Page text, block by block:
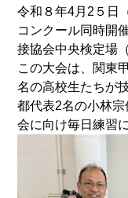
令和８年4月2５日
コンクール同時開
接協会中央検定場
この大会は、関東
名の高校生たちが
都代表2名の小林
会に向け毎日練習